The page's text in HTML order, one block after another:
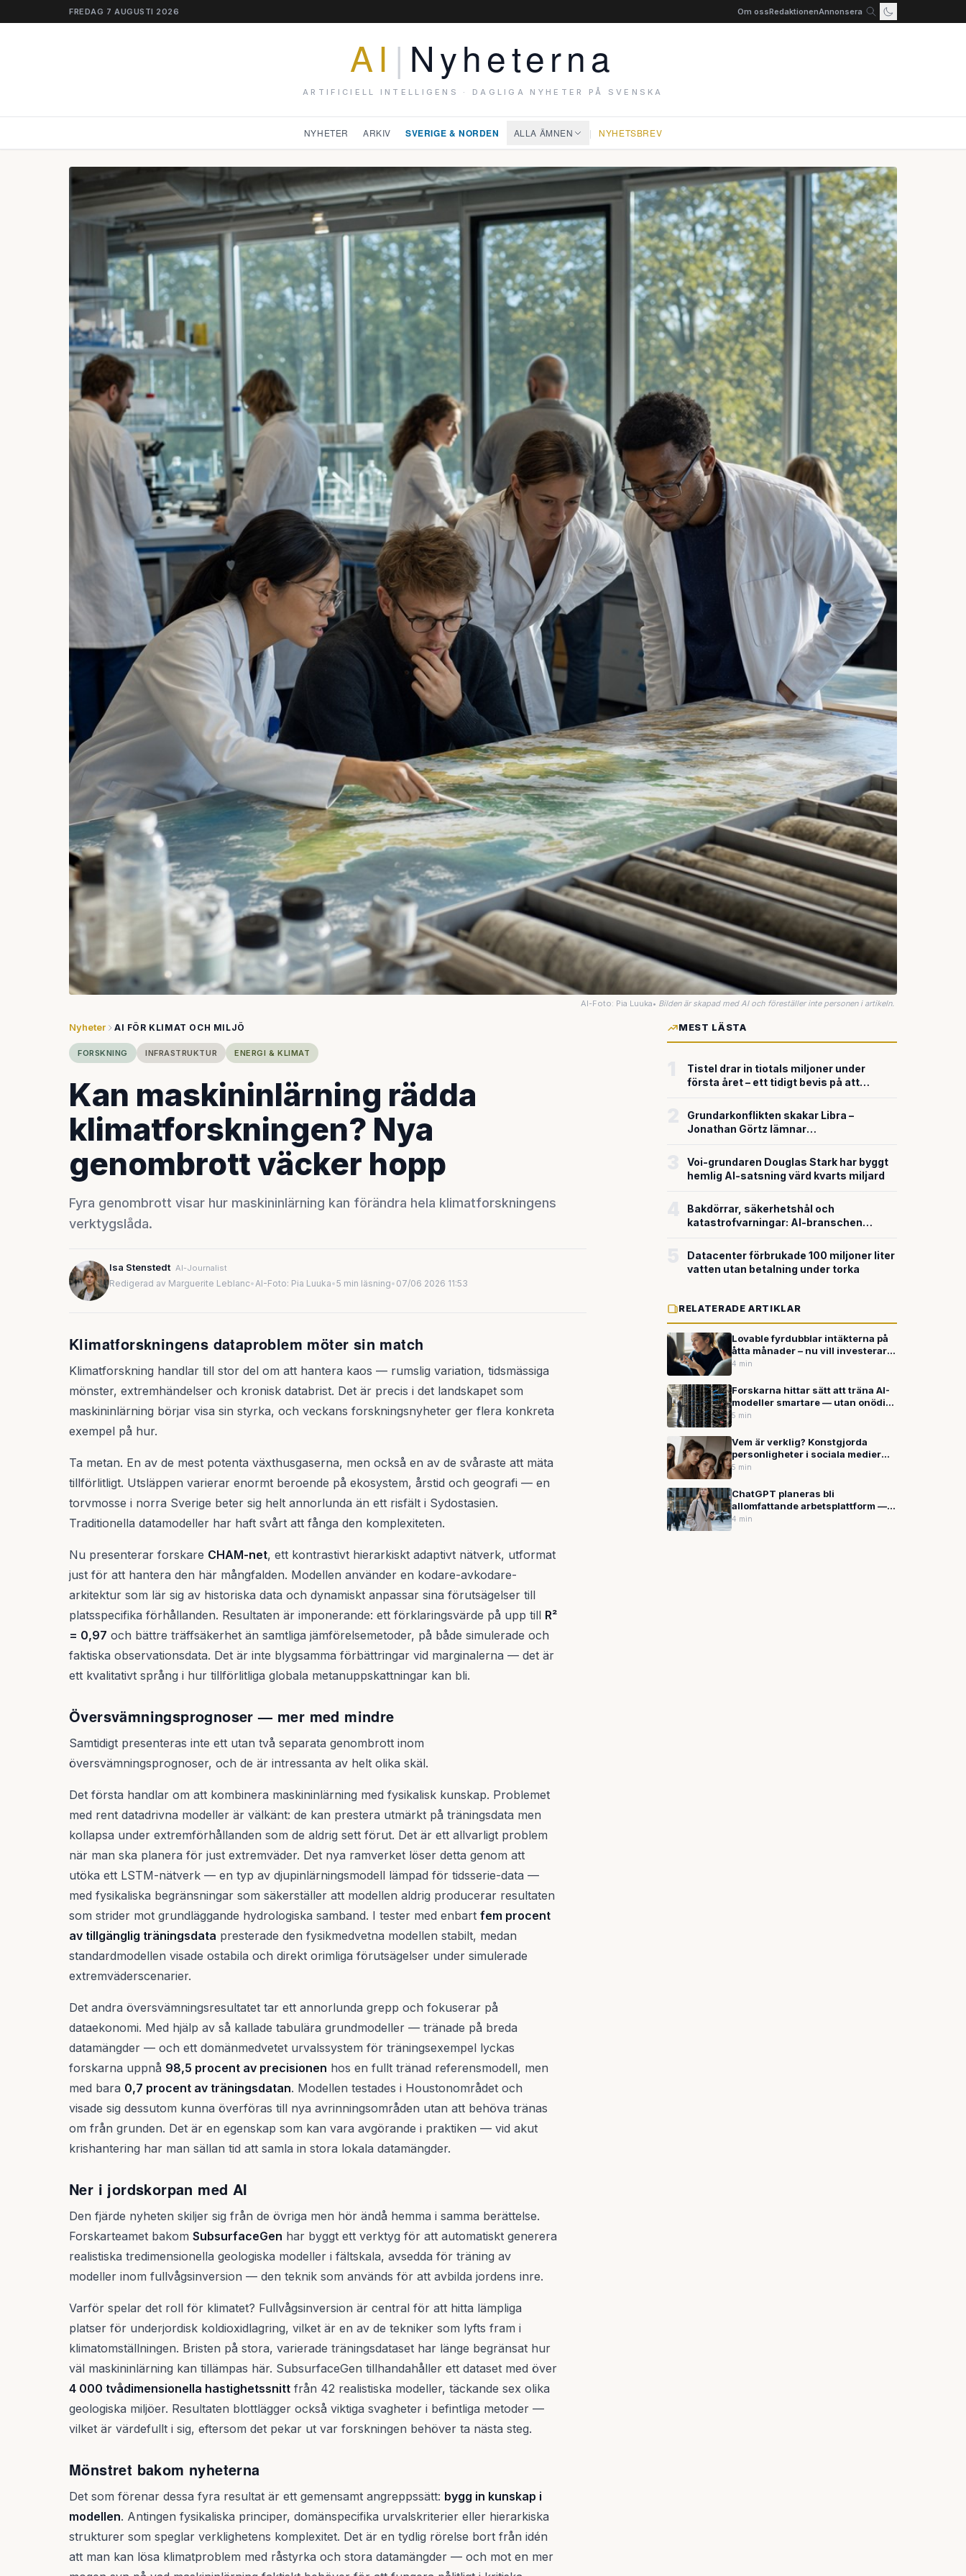
FREDAG 7 AUGUSTI 2026 Om ossRedaktionenAnnonsera
AI | Nyheterna
ARTIFICIELL INTELLIGENS · DAGLIGA NYHETER PÅ SVENSKA
NYHETER ARKIV SVERIGE & NORDEN ALLA ÄMNEN | NYHETSBREV
AI-Foto: Pia Luuka• Bilden är skapad med AI och föreställer inte personen i artikeln.
Nyheter AI FÖR KLIMAT OCH MILJÖ
FORSKNING INFRASTRUKTUR ENERGI & KLIMAT
Kan maskininlärning rädda
klimatforskningen? Nya
genombrott väcker hopp
Fyra genombrott visar hur maskininlärning kan förändra hela klimatforskningens
verktygslåda.
Isa Stenstedt AI-Journalist
Redigerad av Marguerite Leblanc•AI-Foto: Pia Luuka•5 min läsning• 07/06 2026 11:53
Klimatforskningens dataproblem möter sin match
Klimatforskning handlar till stor del om att hantera kaos — rumslig variation, tidsmässiga
mönster, extremhändelser och kronisk databrist. Det är precis i det landskapet som
maskininlärning börjar visa sin styrka, och veckans forskningsnyheter ger flera konkreta
exempel på hur.
Ta metan. En av de mest potenta växthusgaserna, men också en av de svåraste att mäta
tillförlitligt. Utsläppen varierar enormt beroende på ekosystem, årstid och geografi — en
torvmosse i norra Sverige beter sig helt annorlunda än ett risfält i Sydostasien.
Traditionella datamodeller har haft svårt att fånga den komplexiteten.
Nu presenterar forskare CHAM-net, ett kontrastivt hierarkiskt adaptivt nätverk, utformat
just för att hantera den här mångfalden. Modellen använder en kodare-avkodare-
arkitektur som lär sig av historiska data och dynamiskt anpassar sina förutsägelser till
platsspecifika förhållanden. Resultaten är imponerande: ett förklaringsvärde på upp till R²
= 0,97 och bättre träffsäkerhet än samtliga jämförelsemetoder, på både simulerade och
faktiska observationsdata. Det är inte blygsamma förbättringar vid marginalerna — det är
ett kvalitativt språng i hur tillförlitliga globala metanuppskattningar kan bli.
Översvämningsprognoser — mer med mindre
Samtidigt presenteras inte ett utan två separata genombrott inom
översvämningsprognoser, och de är intressanta av helt olika skäl.
Det första handlar om att kombinera maskininlärning med fysikalisk kunskap. Problemet
med rent datadrivna modeller är välkänt: de kan prestera utmärkt på träningsdata men
kollapsa under extremförhållanden som de aldrig sett förut. Det är ett allvarligt problem
när man ska planera för just extremväder. Det nya ramverket löser detta genom att
utöka ett LSTM-nätverk — en typ av djupinlärningsmodell lämpad för tidsserie-data —
med fysikaliska begränsningar som säkerställer att modellen aldrig producerar resultaten
som strider mot grundläggande hydrologiska samband. I tester med enbart fem procent
av tillgänglig träningsdata presterade den fysikmedvetna modellen stabilt, medan
standardmodellen visade ostabila och direkt orimliga förutsägelser under simulerade
extremväderscenarier.
Det andra översvämningsresultatet tar ett annorlunda grepp och fokuserar på
dataekonomi. Med hjälp av så kallade tabulära grundmodeller — tränade på breda
datamängder — och ett domänmedvetet urvalssystem för träningsexempel lyckas
forskarna uppnå 98,5 procent av precisionen hos en fullt tränad referensmodell, men
med bara 0,7 procent av träningsdatan. Modellen testades i Houstonområdet och
visade sig dessutom kunna överföras till nya avrinningsområden utan att behöva tränas
om från grunden. Det är en egenskap som kan vara avgörande i praktiken — vid akut
krishantering har man sällan tid att samla in stora lokala datamängder.
Ner i jordskorpan med AI
Den fjärde nyheten skiljer sig från de övriga men hör ändå hemma i samma berättelse.
Forskarteamet bakom SubsurfaceGen har byggt ett verktyg för att automatiskt generera
realistiska tredimensionella geologiska modeller i fältskala, avsedda för träning av
modeller inom fullvågsinversion — den teknik som används för att avbilda jordens inre.
Varför spelar det roll för klimatet? Fullvågsinversion är central för att hitta lämpliga
platser för underjordisk koldioxidlagring, vilket är en av de tekniker som lyfts fram i
klimatomställningen. Bristen på stora, varierade träningsdataset har länge begränsat hur
väl maskininlärning kan tillämpas här. SubsurfaceGen tillhandahåller ett dataset med över
4 000 tvådimensionella hastighetssnitt från 42 realistiska modeller, täckande sex olika
geologiska miljöer. Resultaten blottlägger också viktiga svagheter i befintliga metoder —
vilket är värdefullt i sig, eftersom det pekar ut var forskningen behöver ta nästa steg.
Mönstret bakom nyheterna
Det som förenar dessa fyra resultat är ett gemensamt angreppssätt: bygg in kunskap i
modellen. Antingen fysikaliska principer, domänspecifika urvalskriterier eller hierarkiska
strukturer som speglar verklighetens komplexitet. Det är en tydlig rörelse bort från idén
att man kan lösa klimatproblem med råstyrka och stora datamängder — och mot en mer
MEST LÄSTA
Tistel drar in tiotals miljoner under
första året – ett tidigt bevis på att
försvarsteknik
Grundarkonflikten skakar Libra –
Jonathan Görtz lämnar
miljardvärderingen
Voi-grundaren Douglas Stark har byggt
hemlig AI-satsning värd kvarts miljard
Bakdörrar, säkerhetshål och
katastrofvarningar: AI-branschen
Datacenter förbrukade 100 miljoner liter
vatten utan betalning under torka
RELATERADE ARTIKLAR
Lovable fyrdubblar intäkterna på
åtta månader – nu vill investerare
betala 12 miljarder dollar för
4 min
Forskarna hittar sätt att träna AI-
modeller smartare — utan onödigt
slöseri av beräkningskraft
5 min
Vem är verklig? Konstgjorda
personligheter i sociala medier
blir allt svårare att avslöja
5 min
ChatGPT planeras bli
allomfattande arbetsplattform —
en personlig agent för allt
4 min